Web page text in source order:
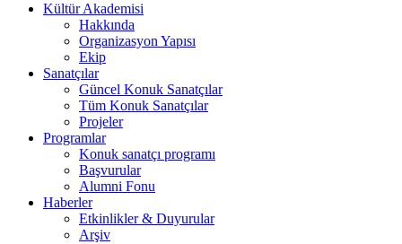
Kültür Akademisi
Hakkında
Organizasyon Yapısı
Ekip
Sanatçılar
Güncel Konuk Sanatçılar
Tüm Konuk Sanatçılar
Projeler
Programlar
Konuk sanatçı programı
Başvurular
Alumni Fonu
Haberler
Etkinlikler & Duyurular
Arşiv